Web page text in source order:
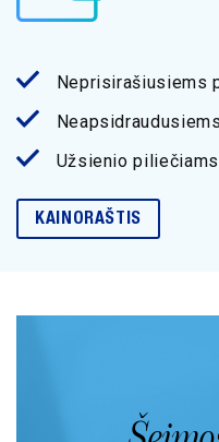
Neprisirašiusiems
Užsienio piliečiams
KAINORAŠTIS